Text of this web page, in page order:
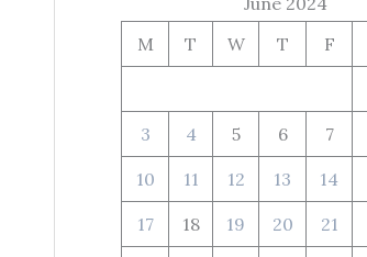
M
T W T F
3 4 5 6 7
10 11 12 13 14
17 18 19 20 21